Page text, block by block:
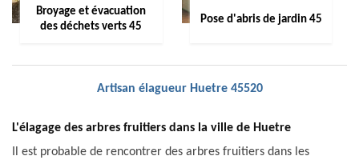
Broyage et évacuation
des déchets verts 45
Pose d'abris de jardin 45
Artisan élagueur Huetre 45520
L'élagage des arbres fruitiers dans la ville de Huetre
Il est probable de rencontrer des arbres fruitiers dans les